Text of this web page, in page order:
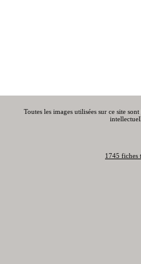
Toutes les images utilisées sur ce site
1745 fiches